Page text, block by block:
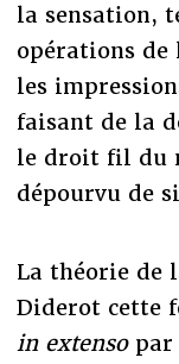
la sensation,
opérations de
les
faisant de la
le droit fil du
dépourvu de
La théorie de
Diderot cette
in extenso par